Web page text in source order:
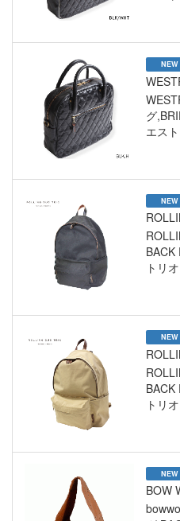
NEW
グ
エス
NEW
BACK
トリ
NEW
BACK
トリ
NEW
BOW